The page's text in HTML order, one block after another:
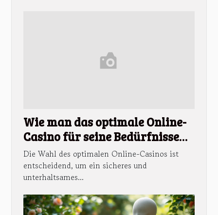
Wie man das optimale Online-
Casino für seine Bedürfnisse
findet?
Die Wahl des optimalen Online-Casinos ist
entscheidend, um ein sicheres und
unterhaltsames...